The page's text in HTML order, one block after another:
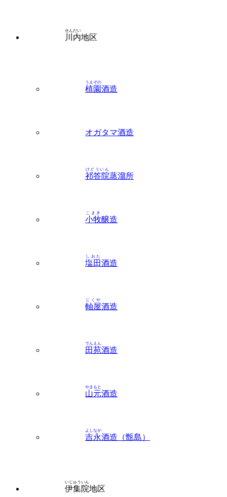
川内
せんだい
地区
植園
うえぞの
酒造
オガタマ酒造
祁答院
けどういん
蒸溜所
小牧
こまき
醸造
塩田
しおた
酒造
軸屋
じくや
酒造
田苑
でんえん
酒造
山元
やまもと
酒造
吉永
よしなが
酒造（甑島）
伊集院
いじゅういん
地区